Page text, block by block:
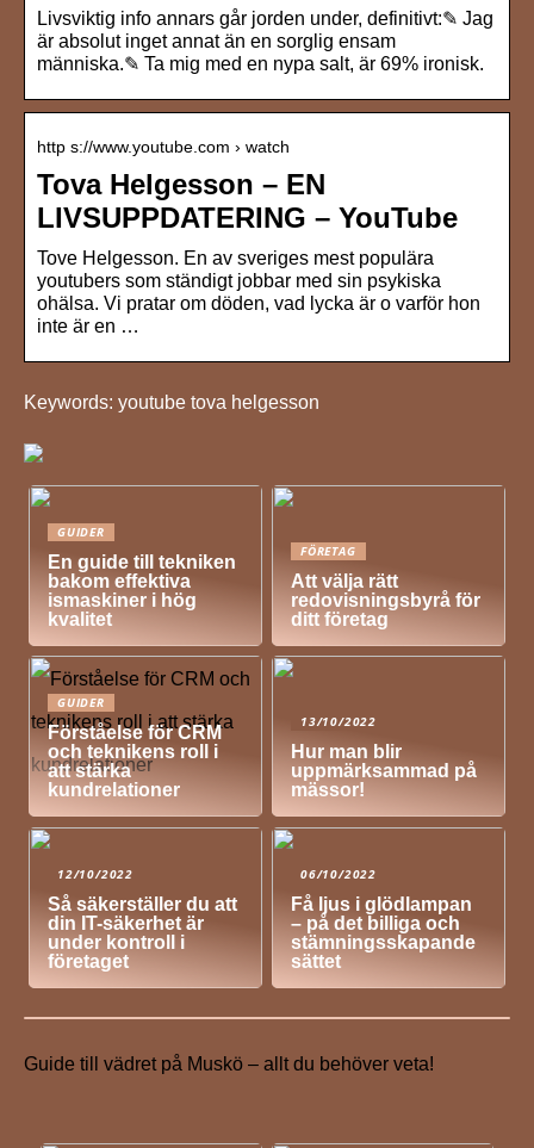
Livsviktig info annars går jorden under, definitivt:✎ Jag
är absolut inget annat än en sorglig ensam
människa.✎ Ta mig med en nypa salt, är 69% ironisk.
http s://www.youtube.com › watch
Tova Helgesson – EN
LIVSUPPDATERING – YouTube
Tove Helgesson. En av sveriges mest populära
youtubers som ständigt jobbar med sin psykiska
ohälsa. Vi pratar om döden, vad lycka är o varför hon
inte är en …
Keywords: youtube tova helgesson
GUIDER
En guide till tekniken
bakom effektiva
ismaskiner i hög
kvalitet
FÖRETAG
Att välja rätt
redovisningsbyrå för
ditt företag
GUIDER
Förståelse för CRM
och teknikens roll i
att stärka
kundrelationer
13/10/2022
Hur man blir
uppmärksammad på
mässor!
12/10/2022
Så säkerställer du att
din IT-säkerhet är
under kontroll i
företaget
06/10/2022
Få ljus i glödlampan
– på det billiga och
stämningsskapande
sättet
Guide till vädret på Muskö – allt du behöver veta!